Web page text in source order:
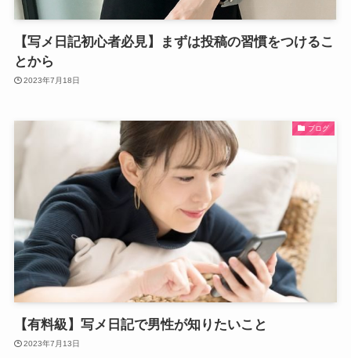
【写メ日記初心者必見】まずは投稿の習慣をつけるこ
とから
2023年7月18日
ブログ
【有料級】写メ日記で男性が知りたいこと
2023年7月13日